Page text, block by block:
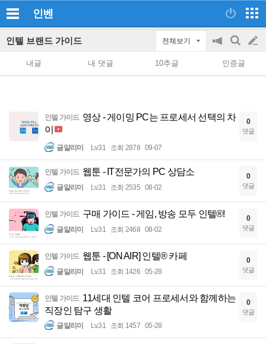
인벤
인텔 브랜드 가이드 전체보기
공
on/off
검
색
글
쓰
내글 내 댓글 10추글 인증글
인텔 가이드 영상 - 게이밍 PC는 프로세서 선택의 차
이
글알리미 Lv.31 조회 2878 09-07
0
댓글
인텔 가이드 웹툰 - IT전문가의 PC 상담소
글알리미 Lv.31 조회 2535 08-02
0
댓글
인텔 가이드 구매 가이드 - 게임, 방송 모두 인텔®!
글알리미 Lv.31 조회 2468 08-02
0
댓글
인텔 가이드 웹툰 - [ON AIR] 인텔® 카페
글알리미 Lv.31 조회 1426 05-28
0
댓글
인텔 가이드 11세대 인텔 코어 프로세서와 함께하는
직장인 탐구 생활
글알리미 Lv.31 조회 1457 05-28
0
댓글